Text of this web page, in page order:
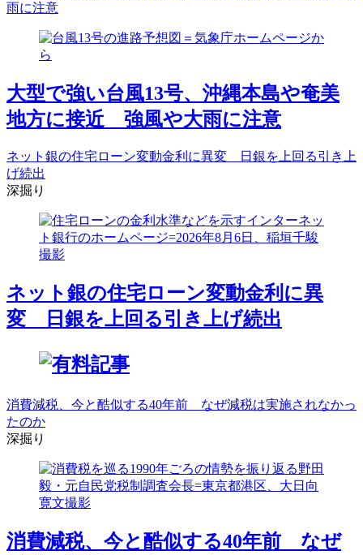
雨に注意
大型で強い台風13号、沖縄本島や奄美
地方に接近 強風や大雨に注意
ネット銀の住宅ローン変動金利に異変 日銀を上回る引き上
げ続出
深掘り
ネット銀の住宅ローン変動金利に異
変 日銀を上回る引き上げ続出
消費減税、今と酷似する40年前 なぜ減税は実施されなかっ
たのか
深掘り
消費減税、今と酷似する40年前 なぜ